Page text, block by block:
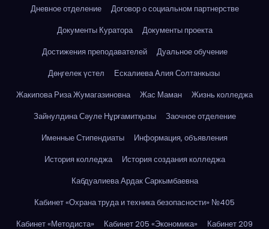
Дневное отделение
Договор о социальном партнерстве
Документы Куратора
Документы проекта
Достижения преподавателей
Дуальное обучение
Дөңгелек үстел
Ескалиева Алия Солтанкызы
Жакипова Риза Жумагазиновна
Жас Маман
Жизнь колледжа
Зайнулдина Сәуле Нұрғамитқызы
Заочное отделение
Именные Стипендиаты
Информация, объявления
История колледжа
История создания колледжа
Кабдуалиева Ардак Саркымбаевна
Кабинет «Охрана труда и техника безопасности» №405
Кабинет «Методиста»
Кабинет 205 «Экономика»
Кабинет 209